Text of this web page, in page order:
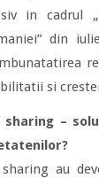
in cadrul
din
si
sharing –
au